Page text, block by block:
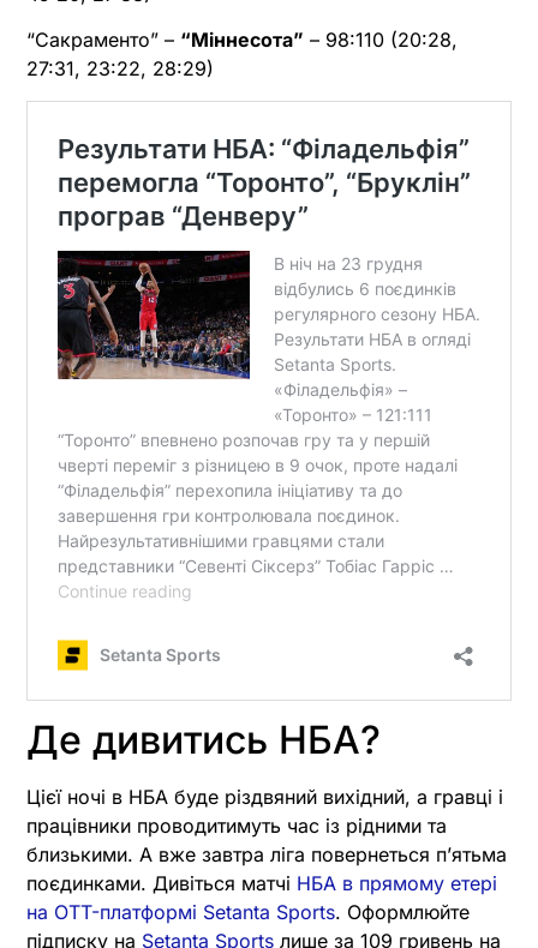
“Сакраменто” – “Міннесота” – 98:110 (20:28,
27:31, 23:22, 28:29)
Де дивитись НБА?
Цієї ночі в НБА буде різдвяний вихідний, а гравці і
працівники проводитимуть час із рідними та
близькими. А вже завтра ліга повернеться пʼятьма
поєдинками. Дивіться матчі НБА в прямому етері
на OTT-платформі Setanta Sports. Оформлюйте
підписку на Setanta Sports лише за 109 гривень на